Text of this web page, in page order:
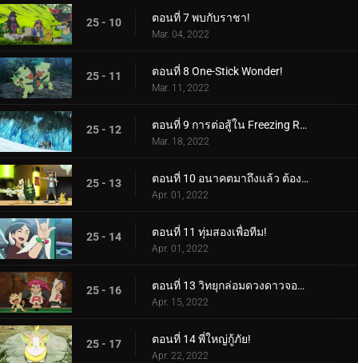
25 - 10 ตอนที่ 7 พบกับราชา!
Mar. 04, 2022
25 - 11 ตอนที่ 8 One-Stick Wonder!
Mar. 11, 2022
25 - 12 ตอนที่ 9 การต่อสู้ใน Freezing Raid!
Mar. 18, 2022
25 - 13 ตอนที่ 10 อนาคตมาถึงแล้ว ต้องขอบคุณกลยุทธ์!
Apr. 01, 2022
25 - 14 ตอนที่ 11 ทุ่มสองเพื่อทีม!
Apr. 01, 2022
25 - 16 ตอนที่ 13 วิทยุกล่อมดวงดาวจอมซน!
Apr. 15, 2022
25 - 17 ตอนที่ 14 พี่ใหญ่กู้ภัย!
Apr. 22, 2022